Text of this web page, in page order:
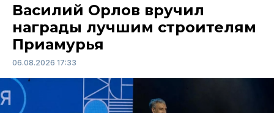
Василий Орлов вручил
награды лучшим строителям
Приамурья
06.08.2026 17:33